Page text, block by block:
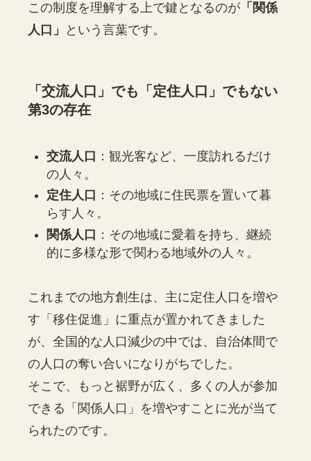
この制度を理解する上で鍵となるのが 「関係
人口」
という言葉です。
「交流人口」でも「定住人口」でもない
第3の存在
交流人口 ：観光客など、一度訪れるだけ
の人々。
定住人口 ：その地域に住民票を置いて暮
らす人々。
関係人口 ：その地域に愛着を持ち、継続
的に多様な形で関わる地域外の人々。
これまでの地方創生は、主に定住人口を増や
す「移住促進」に重点が置かれてきました
が、全国的な人口減少の中では、自治体間で
の人口の奪い合いになりがちでした。
そこで、もっと裾野が広く、多くの人が参加
できる「関係人口」を増やすことに光が当て
られたのです。